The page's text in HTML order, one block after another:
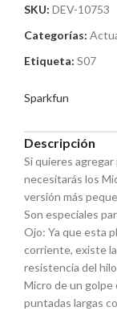
SKU: DEV-10753
Categorías:
Etiqueta: S07
Sparkfun
Descripción
Si quieres
necesitarás los
versión más
Son especiales
Ojo: Ya que esta
corriente, existe
resistencia del
Micro de un
puntadas largas